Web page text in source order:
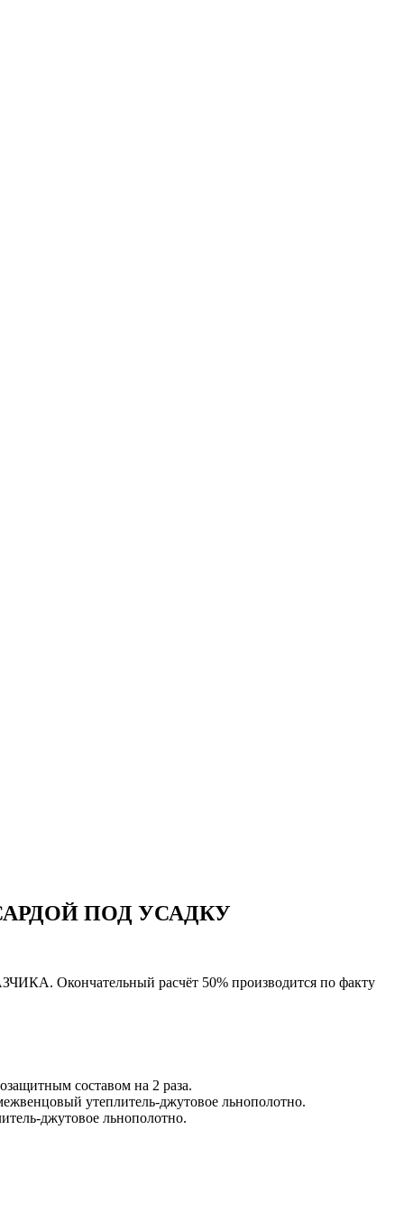
ПОД УСАДКУ
Окончательный расчёт 50% производится по факту
составом на 2 раза.
утеплитель-джутовое льнополотно.
джутовое льнополотно.